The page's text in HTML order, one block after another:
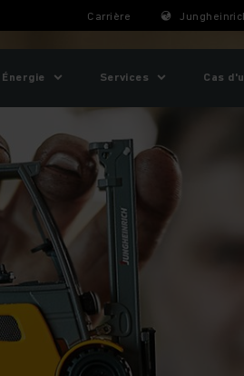
Carrière
Énergie Services Cas